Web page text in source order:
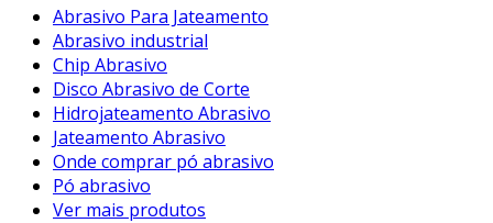
Abrasivo Para Jateamento
Abrasivo industrial
Chip Abrasivo
Disco Abrasivo de Corte
Hidrojateamento Abrasivo
Jateamento Abrasivo
Onde comprar pó abrasivo
Pó abrasivo
Ver mais produtos